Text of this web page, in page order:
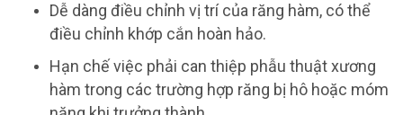
Dễ dàng điều chỉnh vị trí của răng hàm, có thể
điều chỉnh khớp cắn hoàn hảo.
Hạn chế việc phải can thiệp phẫu thuật xương
hàm trong các trường hợp răng bị hô hoặc móm